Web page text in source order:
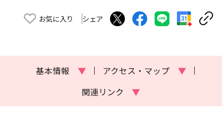
お気に入り シェア
基本情報 ▼ アクセス・マップ
▼
関連リンク
▼